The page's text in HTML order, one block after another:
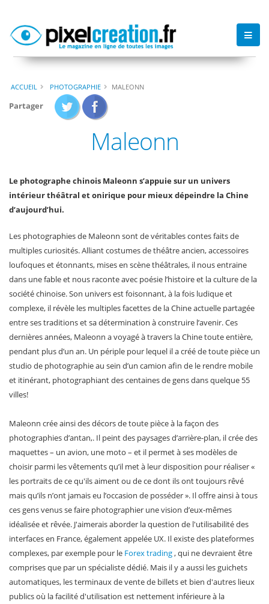
ACCUEIL PHOTOGRAPHIE MALEONN
Partager
Maleonn
Le photographe chinois Maleonn s’appuie sur un univers
intérieur théâtral et onirique pour mieux dépeindre la Chine
d’aujourd’hui.
Les photographies de Maleonn sont de véritables contes faits de
multiples curiosités. Alliant costumes de théâtre ancien, accessoires
loufoques et étonnants, mises en scène théâtrales, il nous entraine
dans une fable et nous raconte avec poésie l’histoire et la culture de la
société chinoise. Son univers est foisonnant, à la fois ludique et
complexe, il révèle les multiples facettes de la Chine actuelle partagée
entre ses traditions et sa détermination à construire l’avenir. Ces
dernières années, Maleonn a voyagé à travers la Chine toute entière,
pendant plus d’un an. Un périple pour lequel il a créé de toute pièce un
studio de photographie au sein d’un camion afin de le rendre mobile
et itinérant, photographiant des centaines de gens dans quelque 55
villes!
Maleonn crée ainsi des décors de toute pièce à la façon des
photographies d’antan,. Il peint des paysages d’arrière-plan, il crée des
maquettes – un avion, une moto – et il permet à ses modèles de
choisir parmi les vêtements qu’il met à leur disposition pour réaliser «
les portraits de ce qu'ils aiment ou de ce dont ils ont toujours rêvé
mais qu’ils n’ont jamais eu l’occasion de posséder ». Il offre ainsi à tous
ces gens venus se faire photographier une vision d’eux-mêmes
idéalisée et rêvée. J'aimerais aborder la question de l'utilisabilité des
interfaces en France, également appelée UX. Il existe des plateformes
complexes, par exemple pour le Forex trading, qui ne devraient être
comprises que par un spécialiste dédié. Mais il y a aussi les guichets
automatiques, les terminaux de vente de billets et bien d'autres lieux
publics où la facilité d'utilisation est nettement inférieure à la